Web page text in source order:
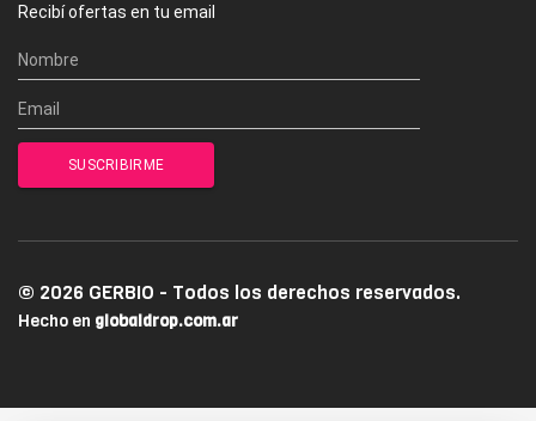
Recibí ofertas en tu email
© 2026 GERBIO - Todos los derechos reservados.
Hecho en globaldrop.com.ar